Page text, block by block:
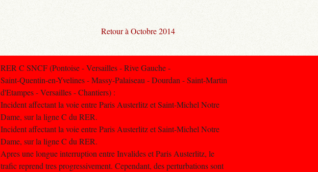
Retour à Octobre 2014
RER C SNCF (Pontoise - Versailles - Rive Gauche -
Saint-Quentin-en-Yvelines - Massy-Palaiseau - Dourdan - Saint-Martin
d'Etampes - Versailles - Chantiers) :
Incident affectant la voie entre Paris Austerlitz et Saint-Michel Notre
Dame, sur la ligne C du RER.
Incident affectant la voie entre Paris Austerlitz et Saint-Michel Notre
Dame, sur la ligne C du RER.
Apres une longue interruption entre Invalides et Paris Austerlitz, le
trafic reprend tres progressivement. Cependant, des perturbations sont